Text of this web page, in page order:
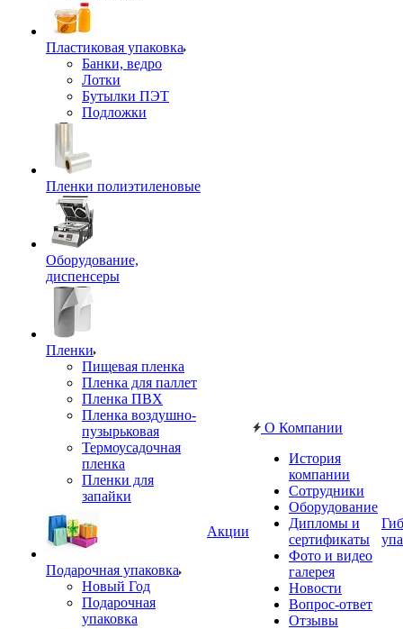
Пластиковая упаковка
Банки, ведро
Лотки
Бутылки ПЭТ
Подложки
Пленки полиэтиленовые
Оборудование,
диспенсеры
Пленки
Пищевая пленка
Пленка для паллет
Пленка ПВХ
Пленка воздушно-
пузырьковая
Термоусадочная
пленка
Пленки для
запайки
Подарочная упаковка
Новый Год
Подарочная
упаковка
Акции
О Компании
История
компании
Сотрудники
Оборудование
Дипломы и
сертификаты
Фото и видео
галерея
Новости
Вопрос-ответ
Отзывы